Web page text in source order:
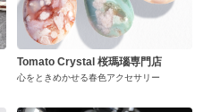
Tomato Crystal 桜瑪瑙専門店
心をときめかせる春色アクセサリー